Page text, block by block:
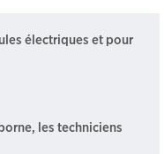
électriques et pour
les techniciens